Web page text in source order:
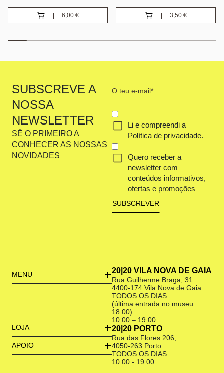
6,00 € 3,50 €
SUBSCREVE A
NOSSA
NEWSLETTER
SÊ O PRIMEIRO A
CONHECER AS NOSSAS
NOVIDADES
CONCENT
(OBRIGATÓRIO)
Li e compreendi a
Política de privacidade.
Quero receber a
newsletter com
conteúdos informativos,
ofertas e promoções
MENU
LOJA
APOIO
20|20 VILA NOVA DE GAIA
Rua Guilherme Braga, 31
4400-174 Vila Nova de Gaia
TODOS OS DIAS
(última entrada no museu
18:00)
10:00 – 19:00
20|20 PORTO
Rua das Flores 206,
4050-263 Porto
TODOS OS DIAS
10:00 - 19:00